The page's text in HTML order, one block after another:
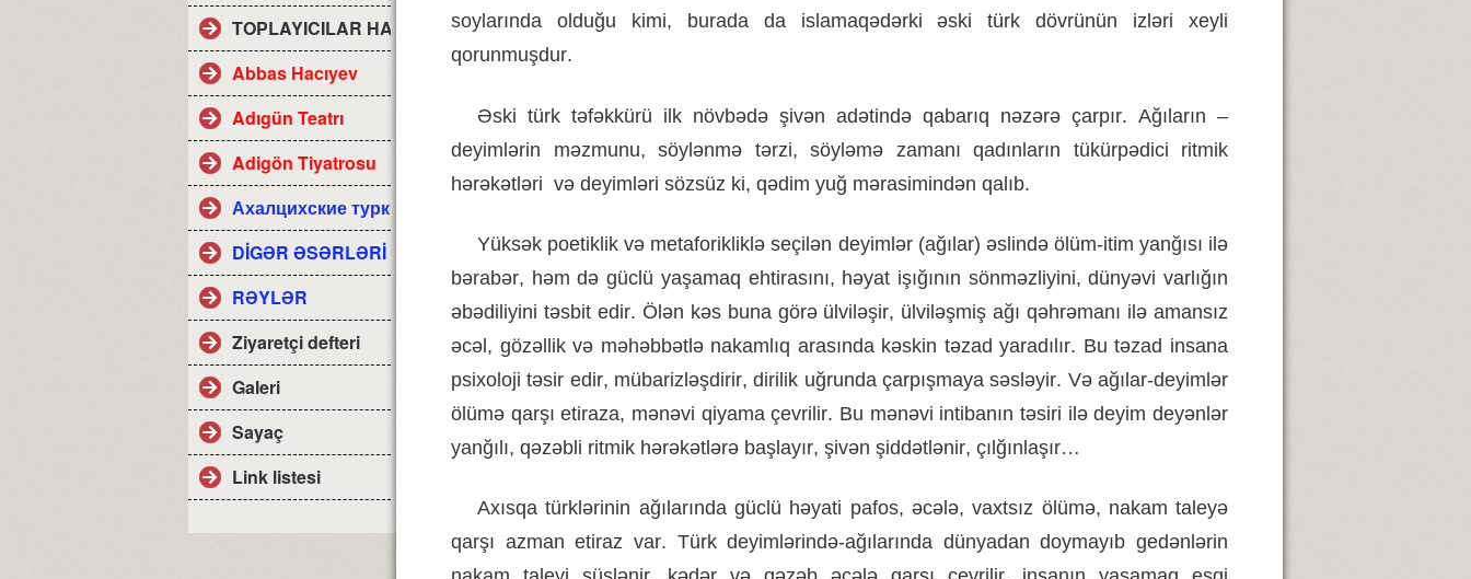
TOPLAYICILAR HAQDA
Abbas Hacıyev
Adıgün Teatrı
Adigön Tiyatrosu
Ахалцихские турки
DİGƏR ƏSƏRLƏRİ
RƏYLƏR
Ziyaretçi defteri
Galeri
Sayaç
Link listesi
soylarında
olduğu kimi, burada da islamaqədərki əski türk dövrünün izləri
xeyli
qorunmuşdur.
Əski türk təfəkkürü ilk növbədə şivən adətində qabarıq nəzərə çarpır. Ağıların –
deyimlərin
məzmunu, söylənmə tərzi, söyləmə zamanı qadınların tükürpədici
ritmik
hərəkətləri və deyimləri sözsüz ki, qədim yuğ mərasimindən qalıb.
Yüksək poetiklik və metaforikliklə seçilən deyimlər(ağılar) əslində ölüm-itim yanğısı ilə
bərabər, həm də güclü yaşamaq ehtirasını, həyat işığının sönməzliyini,dünyəvi varlığın
əbədiliyini təsbit edir. Ölən kəs buna görə ülviləşir, ülviləşmiş ağı qəhrəmanı ilə amansız
əcəl, gözəllik və məhəbbətlə nakamlıq arasında kəskin təzad yaradılır. Bu təzad insana
psixoloji təsir edir, mübarizləşdirir,dirilik uğrunda çarpışmaya səsləyir. Və ağılar-deyimlər
ölümə qarşı etiraza, mənəvi qiyama çevrilir. Bu mənəvi intibanın təsiri ilə deyim deyənlər
yanğılı, qəzəbli ritmik hərəkətlərə başlayır, şivən şiddətlənir, çılğınlaşır…
Axısqa türklərinin ağılarında güclü həyati pafos, əcələ,vaxtsız ölümə, nakam taleyə
qarşı azman etiraz var. Türk deyimlərində-ağılarında dünyadan doymayıb gedənlərin